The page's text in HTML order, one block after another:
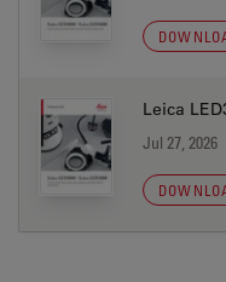
Leica
Jul 27, 2026